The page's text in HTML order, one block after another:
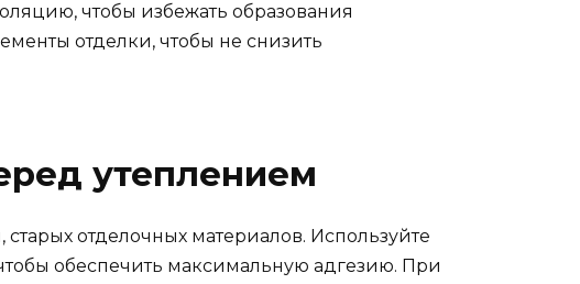
чтобы избежать образования
отделки, чтобы не снизить
утеплением
отделочных материалов. Используйте
обеспечить максимальную адгезию. При